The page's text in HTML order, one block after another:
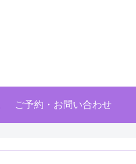
ご予約・お問い合わせ